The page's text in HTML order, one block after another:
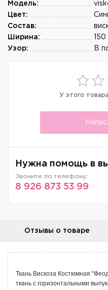
Модель:
Цвет:
Состав:
Ширина:
В
Узор:
У этого
Нужна помощь в
Звоните по телефону:
8 926 873 53 99
Отзывы о товаре
Ткань Вискоза Костюмная
ткань с горизонтальными